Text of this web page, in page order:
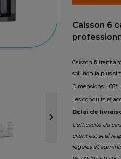

Caisson 6
Caisson filtrant
solution la plus
Dimensions: L66*
Les conduits et
Délai de
L'efficacité du
client est seul
légales et